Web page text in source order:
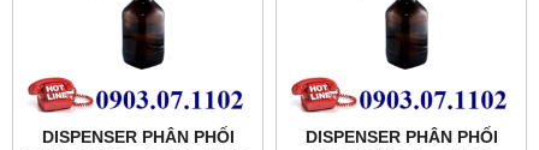
DISPENSER PHÂN PHỐI
DISPENSER PHÂN PHỐI